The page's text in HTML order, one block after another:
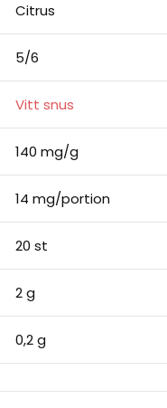
Citrus
5/6
Vitt snus
140 mg/g
14 mg/portion
20 st
2 g
0,2 g